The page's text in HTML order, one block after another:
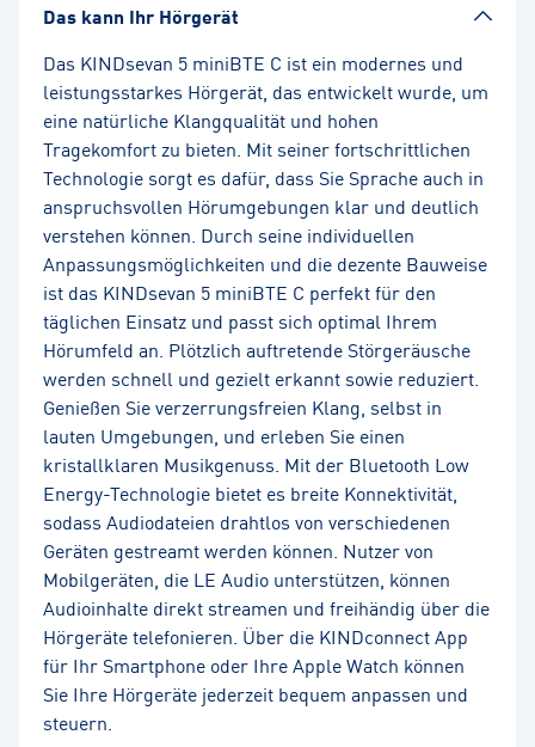
Das kann Ihr Hörgerät
Das KINDsevan 5 miniBTE C ist ein modernes und
leistungsstarkes Hörgerät, das entwickelt wurde, um
eine natürliche Klangqualität und hohen
Tragekomfort zu bieten. Mit seiner fortschrittlichen
Technologie sorgt es dafür, dass Sie Sprache auch in
anspruchsvollen Hörumgebungen klar und deutlich
verstehen können. Durch seine individuellen
Anpassungsmöglichkeiten und die dezente Bauweise
ist das KINDsevan 5 miniBTE C perfekt für den
täglichen Einsatz und passt sich optimal Ihrem
Hörumfeld an. Plötzlich auftretende Störgeräusche
werden schnell und gezielt erkannt sowie reduziert.
Genießen Sie verzerrungsfreien Klang, selbst in
lauten Umgebungen, und erleben Sie einen
kristallklaren Musikgenuss. Mit der Bluetooth Low
Energy-Technologie bietet es breite Konnektivität,
sodass Audiodateien drahtlos von verschiedenen
Geräten gestreamt werden können. Nutzer von
Mobilgeräten, die LE Audio unterstützen, können
Audioinhalte direkt streamen und freihändig über die
Hörgeräte telefonieren. Über die KINDconnect App
für Ihr Smartphone oder Ihre Apple Watch können
Sie Ihre Hörgeräte jederzeit bequem anpassen und
steuern.